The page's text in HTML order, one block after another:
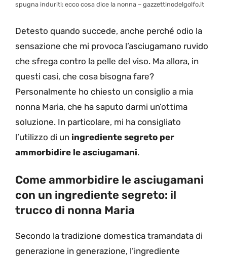
spugna induriti: ecco cosa dice la nonna – gazzettinodelgolfo.it
Detesto quando succede, anche perché odio la
sensazione che mi provoca l’asciugamano ruvido
che sfrega contro la pelle del viso. Ma allora, in
questi casi, che cosa bisogna fare?
Personalmente ho chiesto un consiglio a mia
nonna Maria, che ha saputo darmi un’ottima
soluzione. In particolare, mi ha consigliato
l’utilizzo di un ingrediente segreto per
ammorbidire le asciugamani.
Come ammorbidire le asciugamani
con un ingrediente segreto: il
trucco di nonna Maria
Secondo la tradizione domestica tramandata di
generazione in generazione, l’ingrediente